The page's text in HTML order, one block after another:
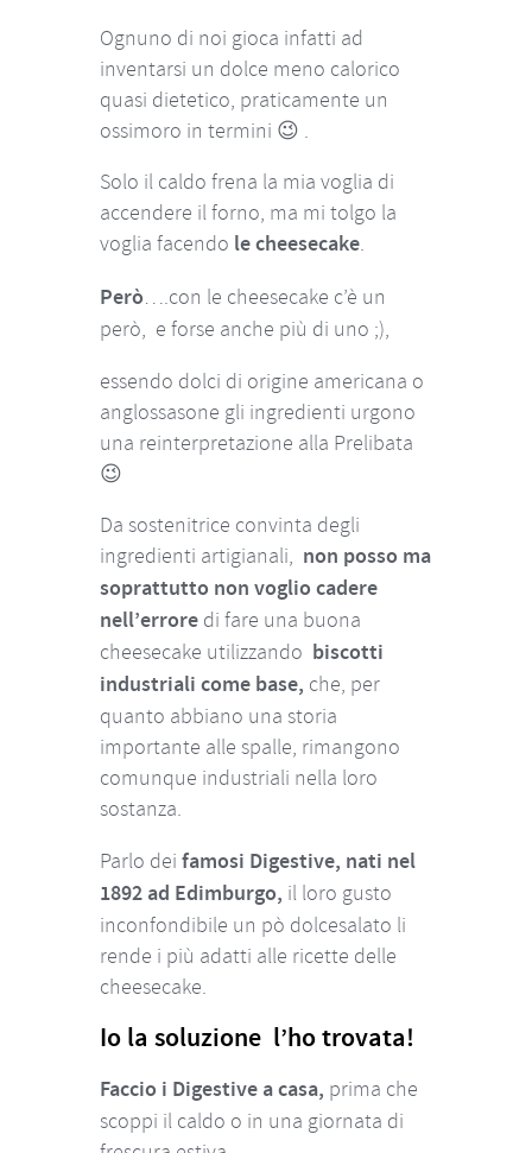
Ognuno di noi gioca infatti ad
inventarsi un dolce meno calorico
quasi dietetico, praticamente un
ossimoro in termini 😉 .
Solo il caldo frena la mia voglia di
accendere il forno, ma mi tolgo la
voglia facendo le cheesecake.
Però….con le cheesecake c’è un
però, e forse anche più di uno ;),
essendo dolci di origine americana o
anglossasone gli ingredienti urgono
una reinterpretazione alla Prelibata
😉
Da sostenitrice convinta degli
ingredienti artigianali, non posso ma
soprattutto non voglio cadere
nell’errore di fare una buona
cheesecake utilizzando biscotti
industriali come base, che, per
quanto abbiano una storia
importante alle spalle, rimangono
comunque industriali nella loro
sostanza.
Parlo dei famosi Digestive, nati nel
1892 ad Edimburgo, il loro gusto
inconfondibile un pò dolcesalato li
rende i più adatti alle ricette delle
cheesecake.
Io la soluzione l’ho trovata!
Faccio i Digestive a casa, prima che
scoppi il caldo o in una giornata di